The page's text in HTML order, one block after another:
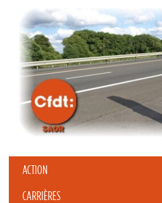
ACTION
CARRIÈRES